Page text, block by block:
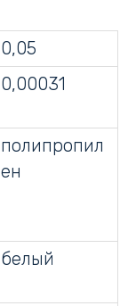
0,05
0,00031
полипропил
ен
белый